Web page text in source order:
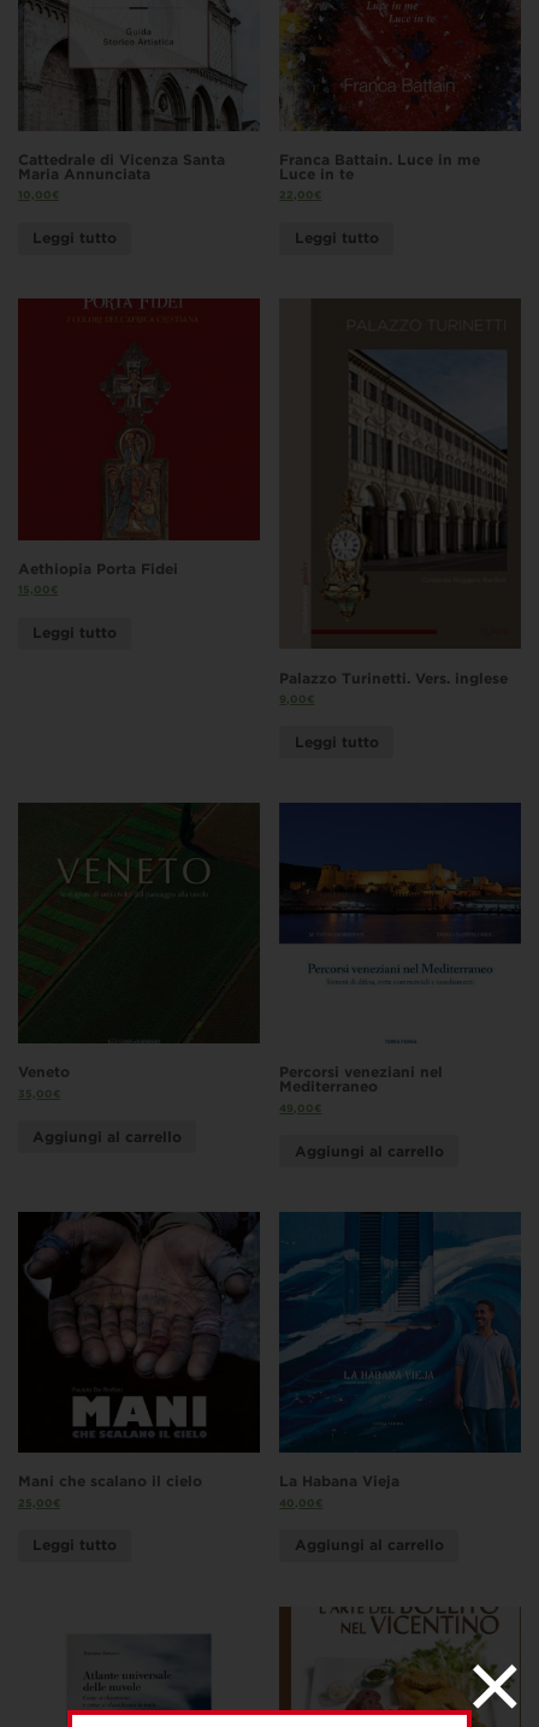
Cattedrale di Vicenza Santa
Maria Annunciata
10,00€
Leggi tutto
Franca Battain. Luce in me
Luce in te
22,00€
Leggi tutto
Aethiopia Porta Fidei
15,00€
Leggi tutto
Palazzo Turinetti. Vers. inglese
9,00€
Leggi tutto
Veneto
35,00€
Aggiungi al carrello
Percorsi veneziani nel
Mediterraneo
49,00€
Aggiungi al carrello
Mani che scalano il cielo
25,00€
Leggi tutto
La Habana Vieja
40,00€
Aggiungi al carrello